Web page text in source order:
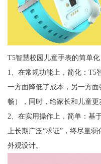
T5智慧校园儿童手表的简单化
1、在常规功能上，简化：T5
一方面降低了成本，另一方
畅），同时，给家长和儿童更
2、在实用操作上，简单：基
上长期广泛“求证”，终尽量
外观设计。